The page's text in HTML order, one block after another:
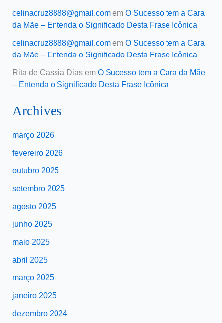
celinacruz8888@gmail.comem O Sucesso tem a Cara
da Mãe – Entenda o Significado Desta Frase Icônica
celinacruz8888@gmail.comem O Sucesso tem a Cara
da Mãe – Entenda o Significado Desta Frase Icônica
Rita de Cassia Diasem O Sucesso tem a Cara da Mãe
– Entenda o Significado Desta Frase Icônica
Archives
março 2026
fevereiro 2026
outubro 2025
setembro 2025
agosto 2025
junho 2025
maio 2025
abril 2025
março 2025
janeiro 2025
dezembro 2024